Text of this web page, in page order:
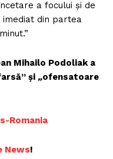
a focului şi de
din partea
Mihailo Podoliak a
şi „ofensatoare
Romania
News!